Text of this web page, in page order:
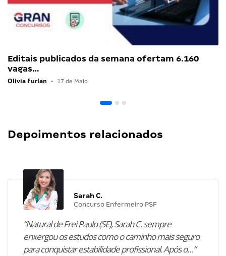
Editais publicados da semana ofertam 6.160
vagas…
Olivia Furlan • 17 de Maio
Depoimentos relacionados
Sarah C.
Concurso Enfermeiro PSF
“Natural de Frei Paulo (SE), Sarah C. sempre
enxergou os estudos como o caminho mais seguro
para conquistar estabilidade profissional. Após o…”